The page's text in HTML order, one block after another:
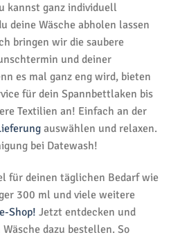
kannst ganz individuell
deine Wäsche abholen lassen
bringen wir die saubere
und deiner
es mal ganz eng wird, bieten
für dein Spannbettlaken bis
Textilien an! Einfach an der
auswählen und relaxen.
bei Datewash!
für deinen täglichen Bedarf wie
300 ml und viele weitere
Shop! Jetzt entdecken und
dazu bestellen. So